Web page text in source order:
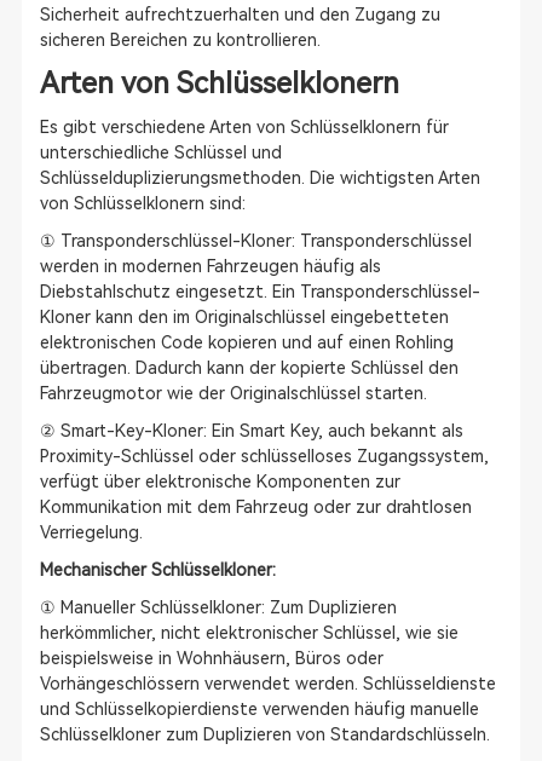
Sicherheit aufrechtzuerhalten und den Zugang zu
sicheren Bereichen zu kontrollieren.
Arten von Schlüsselklonern
Es gibt verschiedene Arten von Schlüsselklonern für
unterschiedliche Schlüssel und
Schlüsselduplizierungsmethoden. Die wichtigsten Arten
von Schlüsselklonern sind:
① Transponderschlüssel-Kloner: Transponderschlüssel
werden in modernen Fahrzeugen häufig als
Diebstahlschutz eingesetzt. Ein Transponderschlüssel-
Kloner kann den im Originalschlüssel eingebetteten
elektronischen Code kopieren und auf einen Rohling
übertragen. Dadurch kann der kopierte Schlüssel den
Fahrzeugmotor wie der Originalschlüssel starten.
② Smart-Key-Kloner: Ein Smart Key, auch bekannt als
Proximity-Schlüssel oder schlüsselloses Zugangssystem,
verfügt über elektronische Komponenten zur
Kommunikation mit dem Fahrzeug oder zur drahtlosen
Verriegelung.
Mechanischer Schlüsselkloner:
① Manueller Schlüsselkloner: Zum Duplizieren
herkömmlicher, nicht elektronischer Schlüssel, wie sie
beispielsweise in Wohnhäusern, Büros oder
Vorhängeschlössern verwendet werden. Schlüsseldienste
und Schlüsselkopierdienste verwenden häufig manuelle
Schlüsselkloner zum Duplizieren von Standardschlüsseln.